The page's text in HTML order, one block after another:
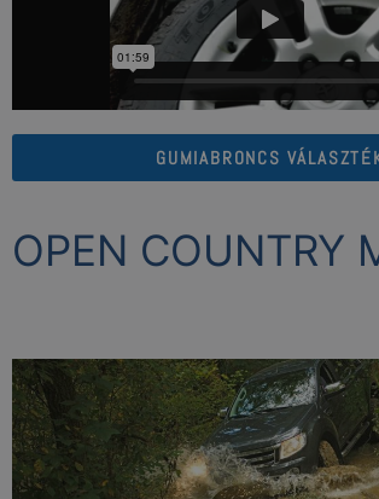
GUMIABRONCS
OPEN COUNTRY